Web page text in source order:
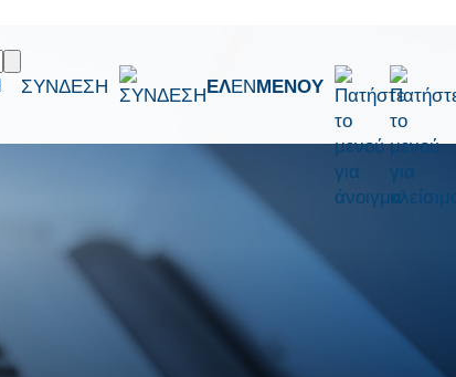
ΣΥΝΔΕΣΗ ΕΛEN ΜΕΝΟΥ